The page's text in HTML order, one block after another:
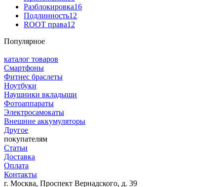
Разблокировка16
Подлинность12
ROOT права12
Популярное
каталог товаров
Смартфоны
Фитнес браслеты
Ноутбуки
Наушники вкладыши
Фотоаппараты
Электросамокаты
Внешние аккумуляторы
Другое
покупателям
Статьи
Доставка
Оплата
Контакты
г. Москва, Проспект Вернадского, д. 39